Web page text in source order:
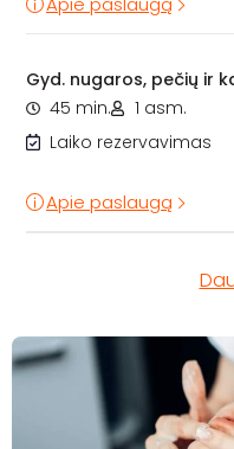
Gyd. nugaros, pečių ir
45 min.
1 asm.
Laiko rezervavimas
Apie paslaugą